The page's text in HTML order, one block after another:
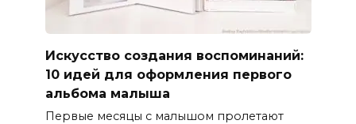
Искусство создания воспоминаний:
10 идей для оформления первого
альбома малыша
Первые месяцы с малышом пролетают